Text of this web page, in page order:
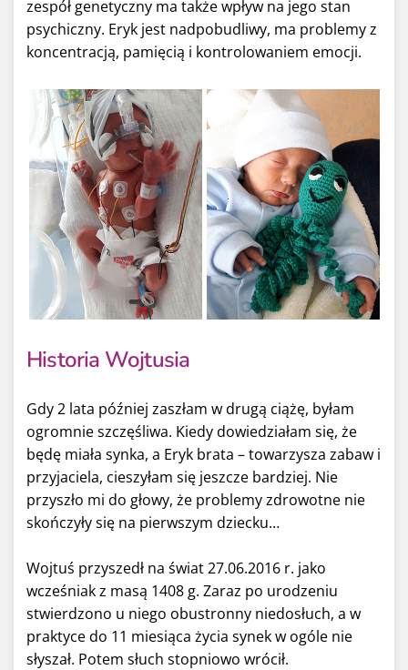
zespół genetyczny ma także wpływ na jego stan
psychiczny. Eryk jest nadpobudliwy, ma problemy z
koncentracją, pamięcią i kontrolowaniem emocji.
Historia Wojtusia
Gdy 2 lata później zaszłam w drugą ciążę, byłam
ogromnie szczęśliwa. Kiedy dowiedziałam się, że
będę miała synka, a Eryk brata – towarzysza zabaw i
przyjaciela, cieszyłam się jeszcze bardziej. Nie
przyszło mi do głowy, że problemy zdrowotne nie
skończyły się na pierwszym dziecku…
Wojtuś przyszedł na świat 27.06.2016 r. jako
wcześniak z masą 1408 g. Zaraz po urodzeniu
stwierdzono u niego obustronny niedosłuch, a w
praktyce do 11 miesiąca życia synek w ogóle nie
słyszał. Potem słuch stopniowo wrócił.